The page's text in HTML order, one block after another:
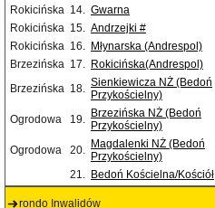
Rokicińska 14. Gwarna
Rokicińska 15. Andrzejki #
Rokicińska 16. Młynarska (Andrespol)
Brzezińska 17. Rokicińska(Andrespol)
Brzezińska 18. Sienkiewicza NŻ (Bedoń
Przykościelny)
Ogrodowa
19. Brzezińska NŻ (Bedoń
Przykościelny)
Ogrodowa
20. Magdalenki NŻ (Bedoń
Przykościelny)
21. Bedoń Kościelna/Kościół
rondo Inwalidów